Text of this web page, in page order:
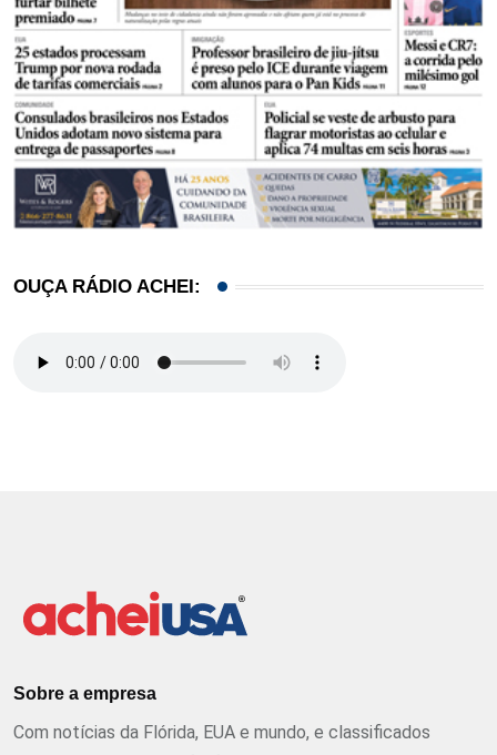
OUÇA RÁDIO ACHEI:
Sobre a empresa
Com notícias da Flórida, EUA e mundo, e classificados